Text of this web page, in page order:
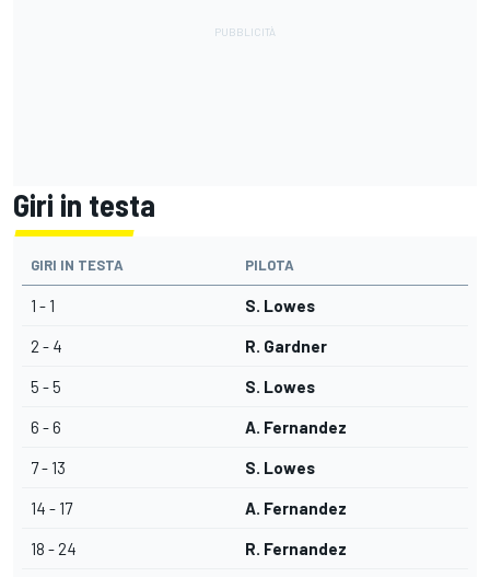
Giri in testa
GIRI IN TESTA PILOTA
1 - 1 S. Lowes
2 - 4 R. Gardner
5 - 5 S. Lowes
6 - 6 A. Fernandez
7 - 13 S. Lowes
14 - 17 A. Fernandez
18 - 24 R. Fernandez